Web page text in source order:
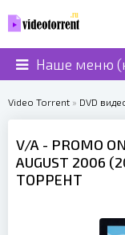
Наше меню
Video Torrent » DVD
V/A - PROMO
AUGUST 2006 (
ТОРРЕНТ